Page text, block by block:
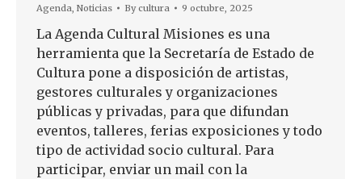
Agenda Noticias Bycultura 9 octubre, 2025
La Agenda Cultural Misiones es una
herramienta que la Secretaría de Estado de
Cultura pone a disposición de artistas,
gestores culturales y organizaciones
públicas y privadas, para que difundan
eventos, talleres, ferias exposiciones y todo
tipo de actividad socio cultural. Para
participar, enviar un mail con la